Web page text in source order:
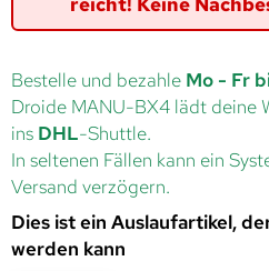
Bestelle und bezahle Mo - Fr
Droide MANU-BX4 lädt deine
ins DHL-Shuttle.
In seltenen Fällen kann ein
Versand verzögern.
Dies ist ein Auslaufartikel,
werden kann